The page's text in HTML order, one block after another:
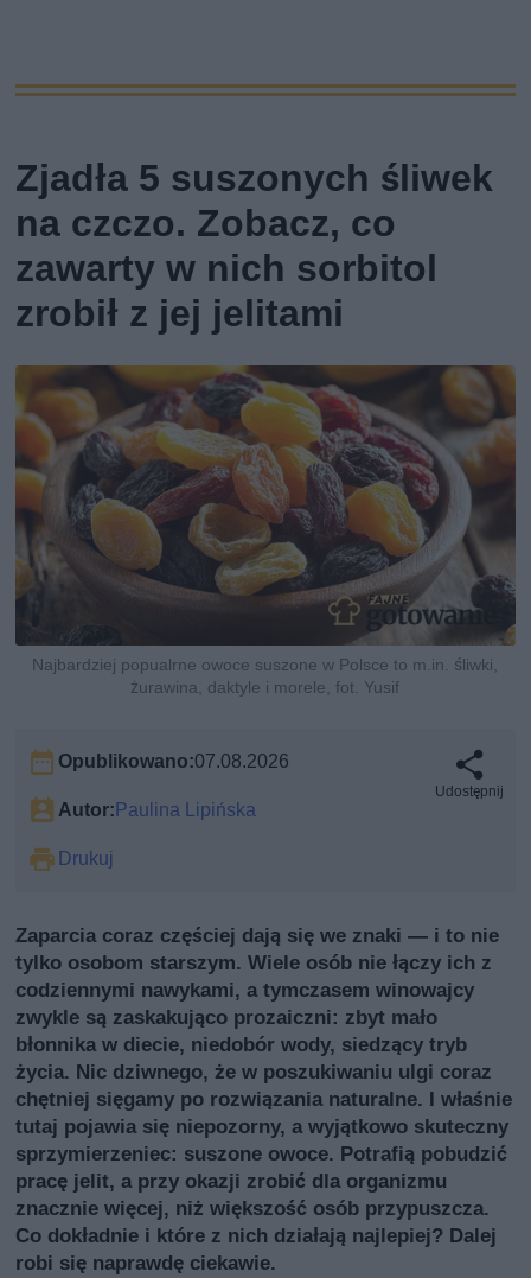
Zjadła 5 suszonych śliwek
na czczo. Zobacz, co
zawarty w nich sorbitol
zrobił z jej jelitami
Najbardziej popualrne owoce suszone w Polsce to m.in. śliwki,
żurawina, daktyle i morele, fot. Yusif
Opublikowano:07.08.2026
Autor:Paulina Lipińska
Drukuj
Udostępnij
Zaparcia coraz częściej dają się we znaki — i to nie
tylko osobom starszym. Wiele osób nie łączy ich z
codziennymi nawykami, a tymczasem winowajcy
zwykle są zaskakująco prozaiczni: zbyt mało
błonnika w diecie, niedobór wody, siedzący tryb
życia. Nic dziwnego, że w poszukiwaniu ulgi coraz
chętniej sięgamy po rozwiązania naturalne. I właśnie
tutaj pojawia się niepozorny, a wyjątkowo skuteczny
sprzymierzeniec: suszone owoce. Potrafią pobudzić
pracę jelit, a przy okazji zrobić dla organizmu
znacznie więcej, niż większość osób przypuszcza.
Co dokładnie i które z nich działają najlepiej? Dalej
robi się naprawdę ciekawie.